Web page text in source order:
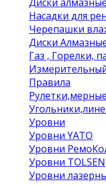
Насадки для
Черепашки
Диски
Газ , Горелки,
Правила
Уровни
Уровни YATO
Уровни
Уровни TOLSEN
Уровни